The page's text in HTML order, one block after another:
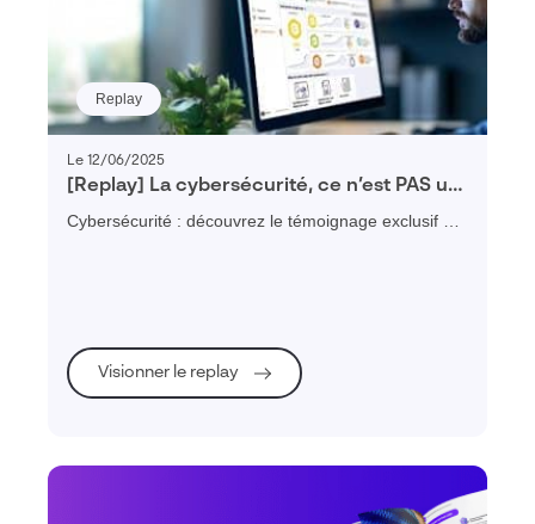
Replay
Le 12/06/2025
[Replay] La cybersécurité, ce n’est PAS un
luxe, le DSI du Groupe SPI témoigne
Cybersécurité : découvrez le témoignage exclusif du
Visionner le replay